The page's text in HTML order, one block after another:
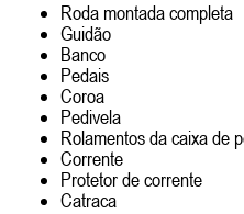
Roda montada completa
Guidão
Banco
Pedais
Coroa
Pedivela
Rolamentos da caixa de
Corrente
Protetor de corrente
Catraca